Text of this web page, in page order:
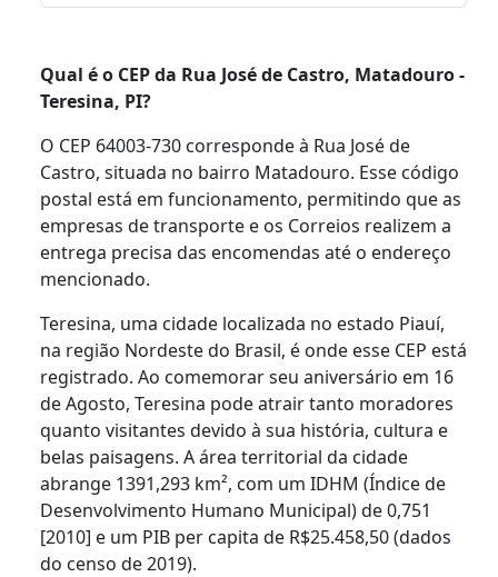
Qual é o CEP da Rua José de Castro, Matadouro -
Teresina, PI?
O CEP 64003-730 corresponde à Rua José de
Castro, situada no bairro Matadouro. Esse código
postal está em funcionamento, permitindo que as
empresas de transporte e os Correios realizem a
entrega precisa das encomendas até o endereço
mencionado.
Teresina, uma cidade localizada no estado Piauí,
na região Nordeste do Brasil, é onde esse CEP está
registrado. Ao comemorar seu aniversário em 16
de Agosto, Teresina pode atrair tanto moradores
quanto visitantes devido à sua história, cultura e
belas paisagens. A área territorial da cidade
abrange 1391,293 km², com um IDHM (Índice de
Desenvolvimento Humano Municipal) de 0,751
[2010] e um PIB per capita de R$25.458,50 (dados
do censo de 2019).